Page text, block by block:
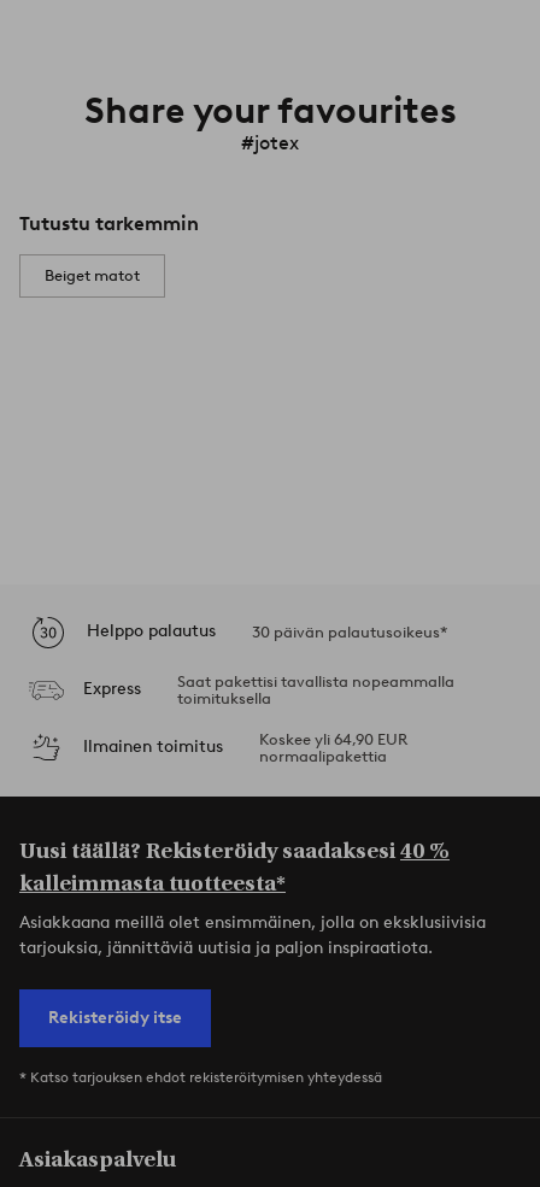
Share your favourites
#jotex
Tutustu tarkemmin
Beiget matot
Helppo palautus 30 päivän palautusoikeus*
Express
Saat pakettisi tavallista nopeammalla
toimituksella
Ilmainen toimitus
Koskee yli 64,90 EUR
normaalipakettia
Uusi täällä? Rekisteröidy saadaksesi40 %
kalleimmasta tuotteesta*
Asiakkaana meillä olet ensimmäinen, jolla on eksklusiivisia
tarjouksia, jännittäviä uutisia ja paljon inspiraatiota.
Rekisteröidy itse
* Katso tarjouksen ehdot rekisteröitymisen yhteydessä
Asiakaspalvelu